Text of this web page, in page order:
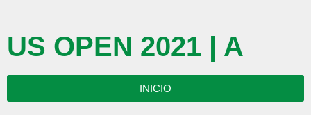
US OPEN 2021 | A
INICIO